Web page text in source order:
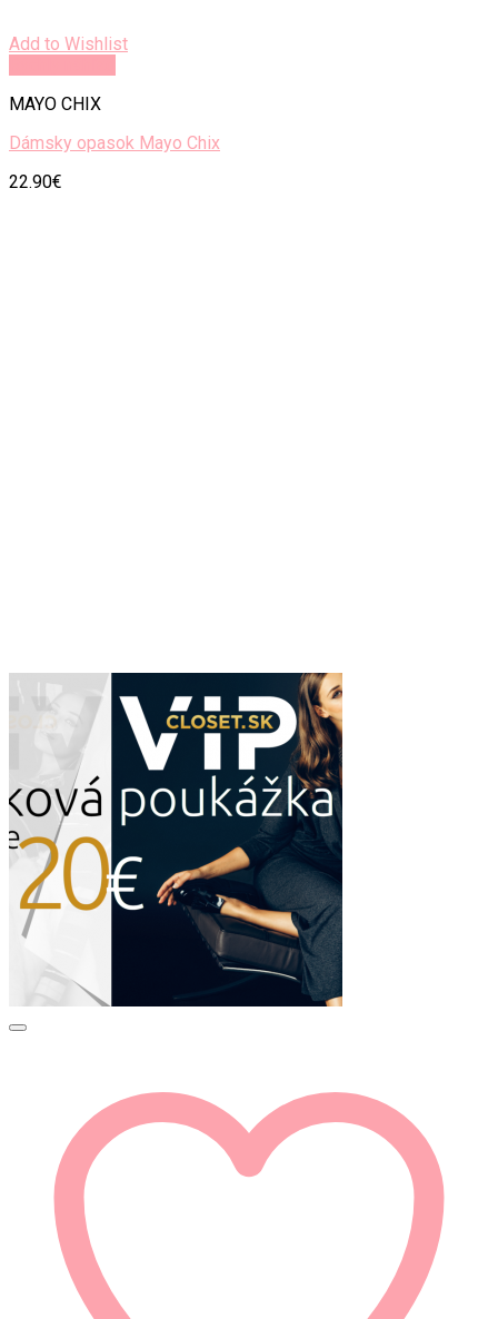
Add to Wishlist
MAYO CHIX
Dámsky opasok Mayo Chix
22.90€